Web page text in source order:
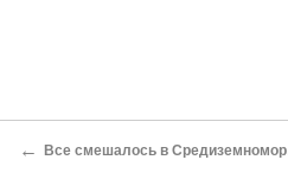
←